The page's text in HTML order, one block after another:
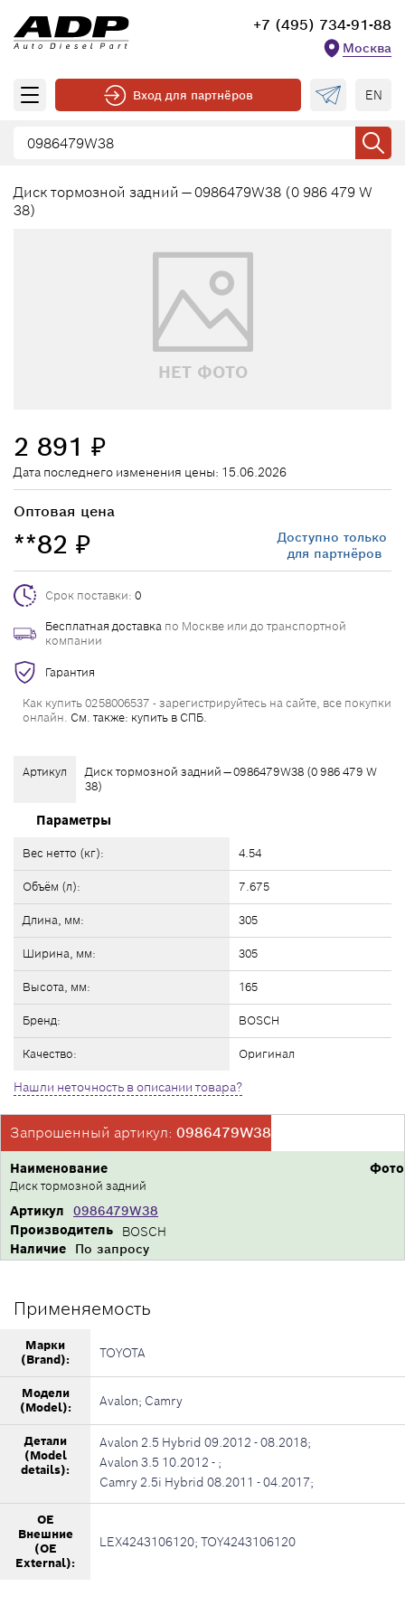
+7 (495) 734-91-88
Москва
Вход для партнёров EN
Диск тормозной задний — 0986479W38 (0 986 479 W
38)
НЕТ ФОТО
Артикул
Диск тормозной задний — 0986479W38 (0 986 479 W
38)
Параметры
Вес нетто (кг): 4.54
Объём (л): 7.675
Длина, мм: 305
Ширина, мм: 305
Высота, мм: 165
Бренд: BOSCH
Качество: Оригинал
Нашли неточность в описании товара?
2 891 ₽
Дата последнего изменения цены: 15.06.2026
Оптовая цена
**82 ₽
Доступно только
для партнёров
Срок поставки: 0
Бесплатная доставка по Москве или до транспортной
компании
Гарантия
Как купить 0258006537 - зарегистрируйтесь на сайте, все покупки
онлайн. См. также: купить в СПБ.
Запрошенный артикул: 0986479W38
Фото
Производитель BOSCH
Артикул 0986479W38
Наименование
Диск тормозной задний
Наличие По запросу
Применяемость
Марки
(Brand):
TOYOTA
Модели
(Model):
Avalon; Camry
Детали
(Model
details):
Avalon 2.5 Hybrid 09.2012 - 08.2018;
Avalon 3.5 10.2012 - ;
Camry 2.5i Hybrid 08.2011 - 04.2017;
OE
Внешние
(OE
External):
LEX4243106120; TOY4243106120